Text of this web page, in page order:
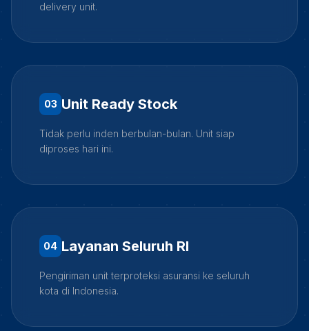
delivery unit.
03 Unit Ready Stock
Tidak perlu inden berbulan-bulan. Unit siap
diproses hari ini.
04 Layanan Seluruh RI
Pengiriman unit terproteksi asuransi ke seluruh
kota di Indonesia.